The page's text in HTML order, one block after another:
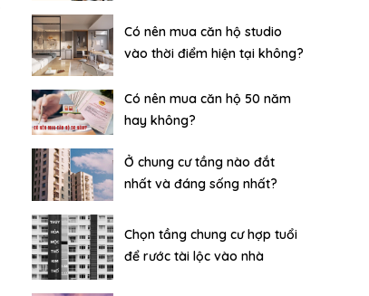
Có nên mua căn hộ studio
vào thời điểm hiện tại không?
Có nên mua căn hộ 50 năm
hay không?
Ở chung cư tầng nào đắt
nhất và đáng sống nhất?
Chọn tầng chung cư hợp tuổi
để rước tài lộc vào nhà